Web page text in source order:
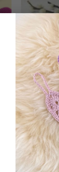
Mönster
40.00 kr